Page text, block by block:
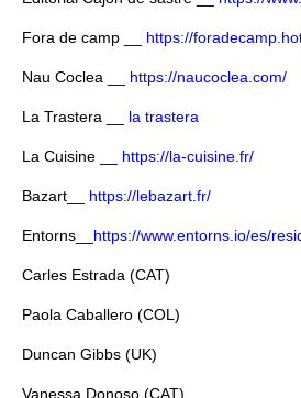
Fora de camp __ https://
Nau Coclea __ https://naucoclea.com/
La Trastera __ la trastera
La Cuisine __ https://la-cuisine.fr/
Bazart__ https://lebazart.fr/
Entorns__ https://www.entorns.io/es/
Carles Estrada (CAT)
Paola Caballero (COL)
Duncan Gibbs (UK)
Vanessa Donoso (CAT)